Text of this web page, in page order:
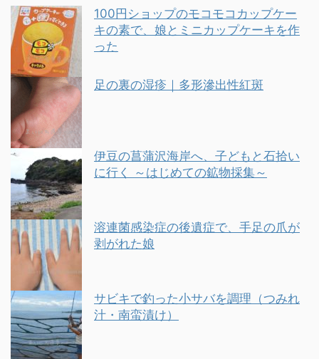
100円ショップのモコモコカップケー
キの素で、娘とミニカップケーキを作
った
足の裏の湿疹｜多形滲出性紅斑
伊豆の菖蒲沢海岸へ、子どもと石拾い
に行く ～はじめての鉱物採集～
溶連菌感染症の後遺症で、手足の爪が
剥がれた娘
サビキで釣った小サバを調理（つみれ
汁・南蛮漬け）